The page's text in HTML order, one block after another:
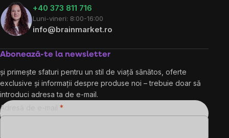
+40 373 811 716
Luni-vineri: 8:00-16:00
info@brainmarket.ro
Abonează-te la newsletter
și primește sfaturi pentru un stil de viață sănătos, oferte
exclusive și informații despre produse noi – trebuie doar să
introduci adresa ta de e-mail.
Adresă de e-mail